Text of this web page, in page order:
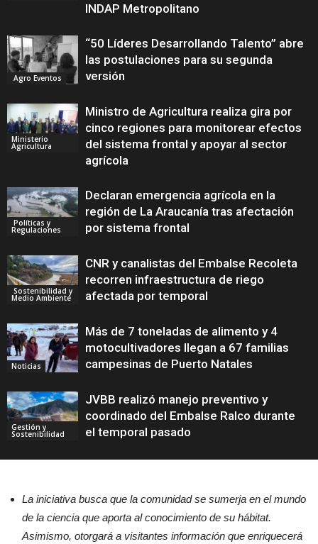
INDAP Metropolitano
Agro Eventos
“50 Líderes Desarrollando Talento” abre
las postulaciones para su segunda
versión
Ministerio
Agricultura
Ministro de Agricultura realiza gira por
cinco regiones para monitorear efectos
del sistema frontal y apoyar al sector
agrícola
Políticas y
Regulaciones
Declaran emergencia agrícola en la
región de La Araucanía tras afectación
por sistema frontal
Sostenibilidad y
Medio Ambiente
CNR y canalistas del Embalse Recoleta
recorren infraestructura de riego
afectada por temporal
Noticias
Más de 7 toneladas de alimento y 4
motocultivadores llegan a 67 familias
campesinas de Puerto Natales
Gestión y
Sostenibilidad
JVBB realizó manejo preventivo y
coordinado del Embalse Ralco durante
el temporal pasado
La iniciativa busca que la comunidad se sumerja en el mundo
de la ciencia que aporta al conocimiento de su hábitat.
Asimismo, otorgará a visitantes información que enriquecerá